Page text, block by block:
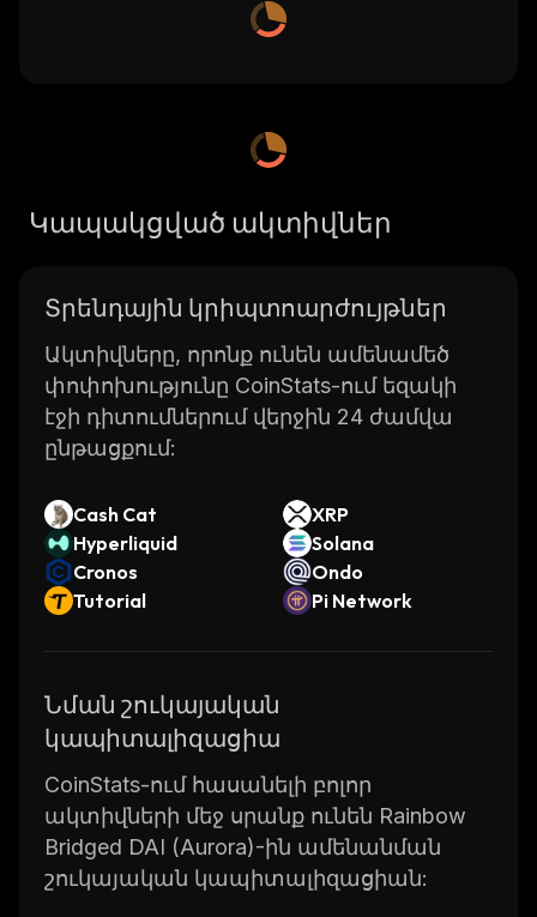
Կապակցված ակտիվներ
Տրենդային կրիպտոարժույթներ
Ակտիվները, որոնք ունեն ամենամեծ
փոփոխությունը CoinStats-ում եզակի
էջի դիտումներում վերջին 24 ժամվա
ընթացքում:
Cash Cat
XRP
Hyperliquid
Solana
Cronos
Ondo
Tutorial
Pi Network
Նման շուկայական
կապիտալիզացիա
CoinStats-ում հասանելի բոլոր
ակտիվների մեջ սրանք ունեն Rainbow
Bridged DAI (Aurora)-ին ամենանման
շուկայական կապիտալիզացիան: